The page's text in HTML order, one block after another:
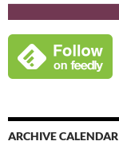
ARCHIVE CALENDAR